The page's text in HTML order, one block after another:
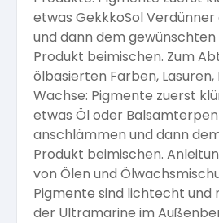
Latexfarben
Spezialfarben
Pinsel und Bürsten
Schleifmittel
etwas GekkkoSol
und dann dem gewünschten
Produkt beimischen. Zum
ölbasierten Farben,
Wachse: Pigmente zuerst
etwas Öl oder
anschlämmen und dann
Produkt beimischen.
von Ölen und
Pigmente sind lichtecht und
der Ultramarine im